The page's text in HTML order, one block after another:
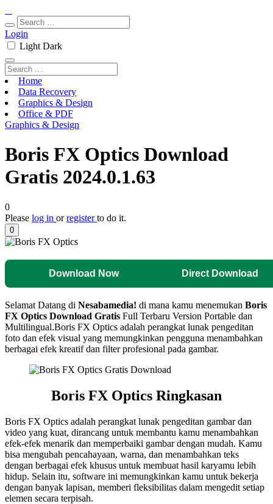
Login
Light Dark
Home
Data Recovery
Graphics & Design
Office & PDF
Graphics & Design
Boris FX Optics Download
Gratis 2024.0.1.63
0
Please log in orregisterto do it.
0
Download Now Direct Download
Selamat Datang di Nesabamedia! di mana kamu menemukan Boris
FX Optics Download Gratis Full Terbaru Version Portable dan
Multilingual.Boris FX Optics adalah perangkat lunak pengeditan
foto dan efek visual yang memungkinkan pengguna menambahkan
berbagai efek kreatif dan filter profesional pada gambar.
Boris FX Optics Ringkasan
Boris FX Optics adalah perangkat lunak pengeditan gambar dan
video yang kuat, dirancang untuk membantu kamu menambahkan
efek-efek menarik dan memperbaiki gambar dengan mudah. Kamu
bisa mengubah pencahayaan, warna, dan menambahkan teks
dengan berbagai efek khusus untuk membuat hasil karyamu lebih
hidup. Selain itu, software ini memungkinkan kamu untuk bekerja
dengan banyak lapisan, memberi fleksibilitas dalam mengedit setiap
elemen secara terpisah.